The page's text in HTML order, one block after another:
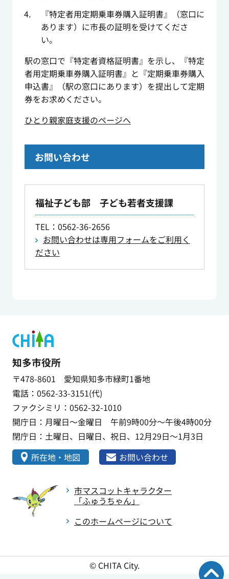
『特定者用定期乗車券購入証明書』（窓口に
あります）に市長の証明を受けてくださ
い。
駅の窓口で『特定者資格証明書』を示し、『特定
者用定期乗車券購入証明書』と『定期乗車券購入
申込書』（駅の窓口にあります）を提出して定期
券をお求めください。
ひとり親家庭支援のページへ
お問い合わせ
福祉子ども部 子ども若者支援課
TEL：0562-36-2656
お問い合わせは専用フォームをご利用く
ださい
知多市役所
〒478-8601 愛知県知多市緑町1番地
電話：0562-33-3151(代)
ファクシミリ：0562-32-1010
開庁日：月曜日～金曜日 午前9時00分～午後4時00分
閉庁日：土曜日、日曜日、祝日、12月29日～1月3日
所在地・地図
お問い合わせ
市マスコットキャラクター
「ふゅうちゃん」
このホームページについて
© CHITA City.